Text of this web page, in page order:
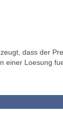
dass der
einer Loesung